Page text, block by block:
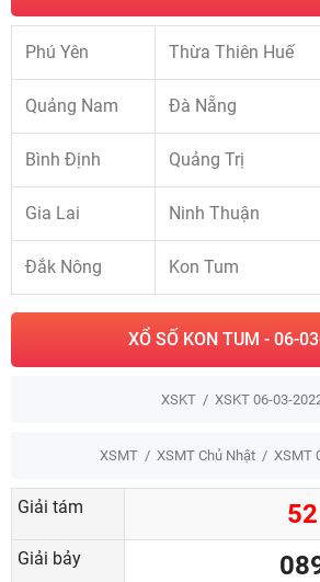
Phú Yên Thừa Thiên Huế
Quảng Nam Đà Nẵng
Bình Định Quảng Trị
Gia Lai Ninh Thuận
Đắk Nông Kon Tum
XỔ SỐ KON TUM - 06-
XSKT XSKT 06-03-
XSMT XSMT Chủ Nhật XSMT
Giải tám 52
Giải bảy